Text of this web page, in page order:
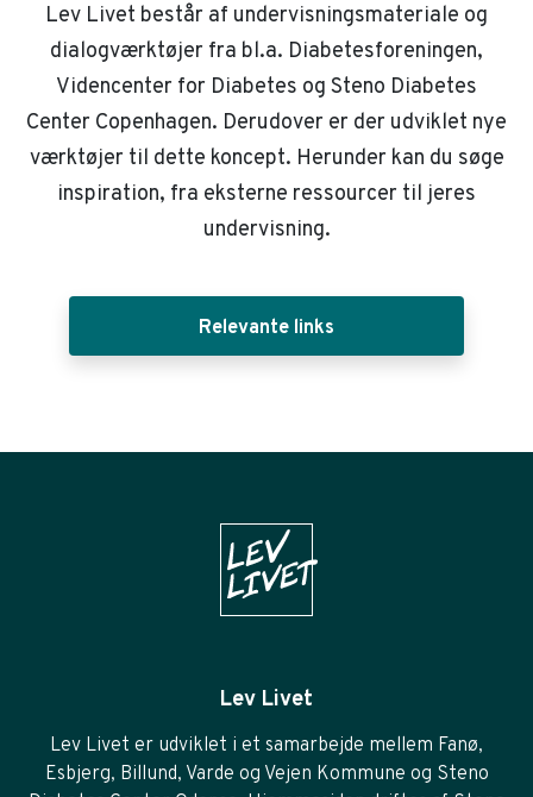
Lev Livet består af undervisningsmateriale og
dialogværktøjer fra bl.a. Diabetesforeningen,
Videncenter for Diabetes og Steno Diabetes
Center Copenhagen. Derudover er der udviklet nye
værktøjer til dette koncept. Herunder kan du søge
inspiration, fra eksterne ressourcer til jeres
undervisning.
Relevante links
Lev Livet
Lev Livet er udviklet i et samarbejde mellem Fanø,
Esbjerg, Billund, Varde og Vejen Kommune og Steno